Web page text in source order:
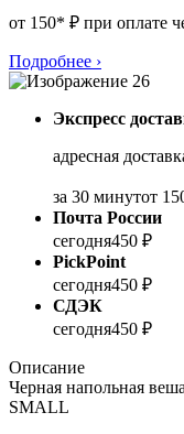
от 150* ₽ при оплате
Подробнее ›
Экспресс
адресная
за 30 минутот
Почта России
сегодня450 ₽
PickPoint
сегодня450 ₽
СДЭК
сегодня450 ₽
Описание
Черная напольная
SMALL